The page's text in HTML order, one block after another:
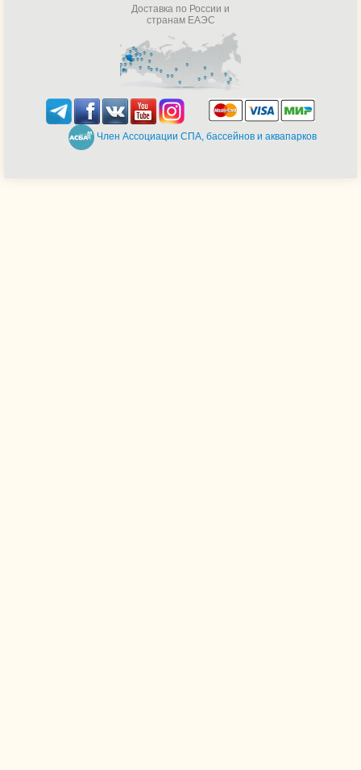
Доставка по России и
странам ЕАЭС
Член Ассоциации СПА, бассейнов и аквапарков